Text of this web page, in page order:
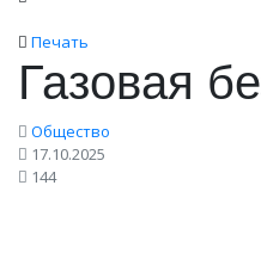
Печать
Газовая
Общество
17.10.2025
144